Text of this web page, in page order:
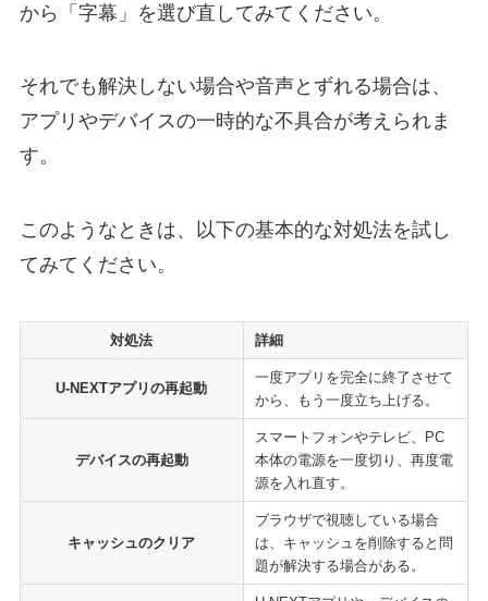
から「字幕」を選び直してみてください。
それでも解決しない場合や音声とずれる場合は、
アプリやデバイスの一時的な不具合が考えられま
す。
このようなときは、以下の基本的な対処法を試し
てみてください。
対処法 詳細
U-NEXTアプリの再起動
一度アプリを完全に終了させて
から、もう一度立ち上げる。
デバイスの再起動
スマートフォンやテレビ、PC
本体の電源を一度切り、再度電
源を入れ直す。
キャッシュのクリア
ブラウザで視聴している場合
は、キャッシュを削除すると問
題が解決する場合がある。